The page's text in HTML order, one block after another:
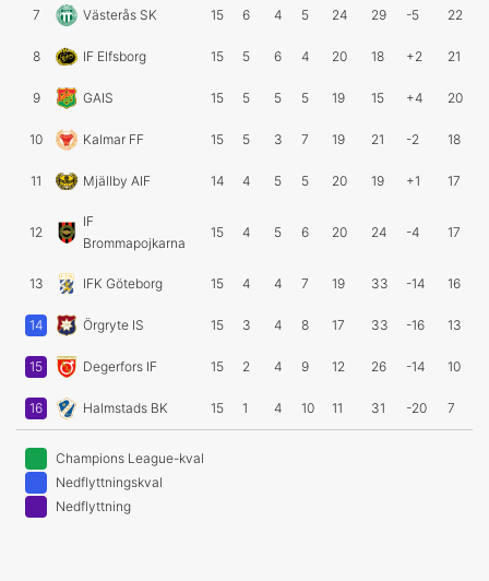
7 Västerås SK 15 6 4 5 24 29 -5 22
8 IF Elfsborg 15 5 6 4 20 18 +2 21
9 GAIS 15 5 5 5 19 15 +4 20
10 Kalmar FF 15 5 3 7 19 21 -2 18
11 Mjällby AIF 14 4 5 5 20 19 +1 17
12
IF
Brommapojkarna
15 4 5 6 20 24 -4 17
13 IFK Göteborg 15 4 4 7 19 33 -14 16
14 Örgryte IS 15 3 4 8 17 33 -16 13
15 Degerfors IF 15 2 4 9 12 26 -14 10
16 Halmstads BK 15 1 4 10 11 31 -20 7
Champions League-kval
Nedflyttningskval
Nedflyttning